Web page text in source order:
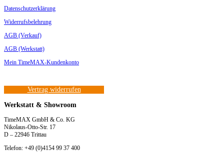
Datenschutzerklärung
Widerrufsbelehrung
AGB (Verkauf)
AGB (Werkstatt)
Mein TimeMAX-Kundenkonto
Vertrag widerrufen
Werkstatt & Showroom
TimeMAX GmbH & Co. KG
Nikolaus-Otto-Str. 17
D – 22946 Trittau
Telefon: +49 (0)4154 99 37 400